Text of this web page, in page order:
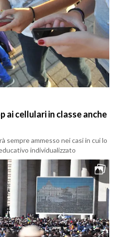
ai cellulari in classe anche
sempre ammesso nei casi in cui lo
individualizzato